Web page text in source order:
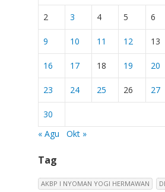
2 3 4 5 6
9 10 11 12 13
16 17 18 19 20
23 24 25 26 27
30
« Agu
Okt »
Tag
AKBP I NYOMAN YOGI HERMAWAN